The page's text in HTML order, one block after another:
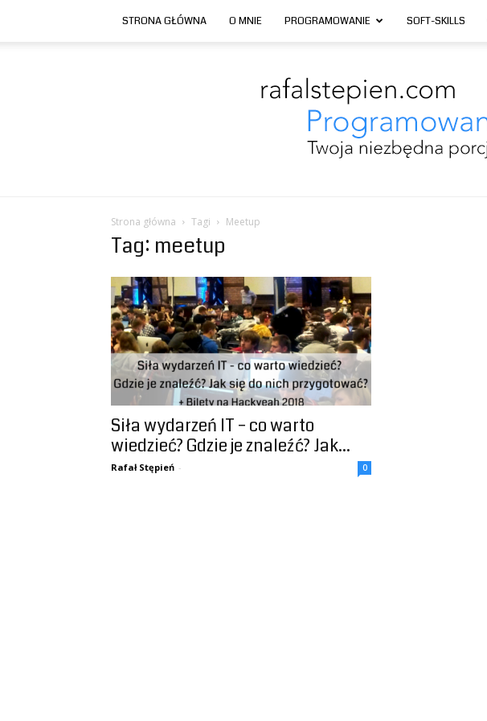
STRONA GŁÓWNA O MNIE PROGRAMOWANIE SOFT-SKILLS
Strona główna Tagi Meetup
Tag: meetup
Siła wydarzeń IT – co warto
wiedzieć? Gdzie je znaleźć? Jak...
Rafał Stępień - 0